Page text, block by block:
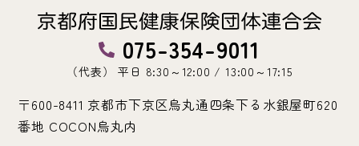
075-354-9011
（代表） 平日 8:30～12:00 / 13:00～17:15
〒600-8411 京都市下京区烏丸通四条下る水銀屋町620
番地 COCON烏丸内